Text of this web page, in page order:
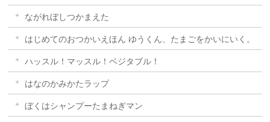
ながれぼしつかまえた
はじめてのおつかいえほん ゆうくん、たまごをかいにいく。
ハッスル！マッスル！ベジタブル！
はなのかみかたラップ
ぼくはシャンプーたまねぎマン